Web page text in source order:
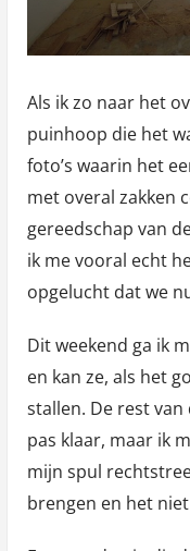
Als ik zo naar het
puinhoop die het
foto’s waarin het
met overal zakken
gereedschap van
ik me vooral echt
opgelucht dat we
Dit weekend ga ik
en kan ze, als het
stallen. De rest
pas klaar, maar ik
mijn spul
brengen en het